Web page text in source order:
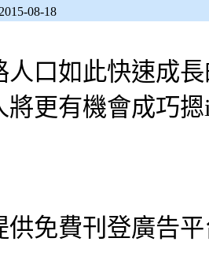
2015-08-18
人口如此快速成
將更有機會成巧
供免費刊登廣告